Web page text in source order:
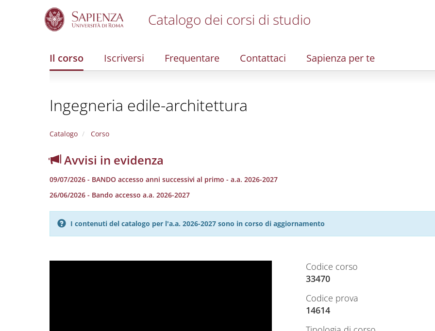
Catalogo dei corsi di studio
Il corso Iscriversi Frequentare Contattaci Sapienza per te
Ingegneria edile-architettura
Catalogo Corso
Avvisi in evidenza
09/07/2026 - BANDO accesso anni successivi al primo - a.a. 2026-2027
26/06/2026 - Bando accesso a.a. 2026-2027
I contenuti del catalogo per l'a.a. 2026-2027 sono in corso di aggiornamento
Codice corso
33470
Codice prova
14614